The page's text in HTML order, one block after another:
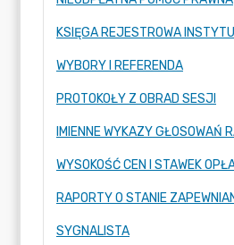
WYBORY I REFERENDA
PROTOKOŁY Z OBRAD SESJI
SYGNALISTA